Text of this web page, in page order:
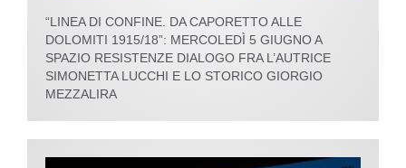
“LINEA DI CONFINE. DA CAPORETTO ALLE
DOLOMITI 1915/18”: MERCOLEDÌ 5 GIUGNO A
SPAZIO RESISTENZE DIALOGO FRA L’AUTRICE
SIMONETTA LUCCHI E LO STORICO GIORGIO
MEZZALIRA